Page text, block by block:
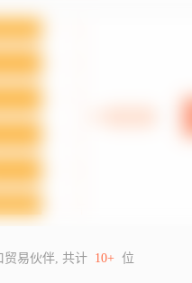
贸易伙伴, 共计 10+ 位